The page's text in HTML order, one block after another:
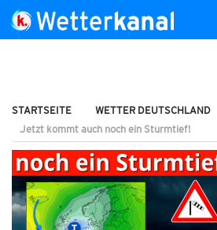
STARTSEITE
WETTER DEUTSCHLAND
Jetzt kommt auch noch ein Sturmtief!